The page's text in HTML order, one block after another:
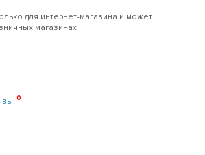
для интернет-магазина и может
магазинах